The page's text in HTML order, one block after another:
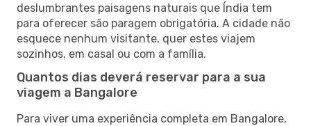
deslumbrantes paisagens naturais que Índia tem
para oferecer são paragem obrigatória. A cidade não
esquece nenhum visitante, quer estes viajem
sozinhos, em casal ou com a família.
Quantos dias deverá reservar para a sua
viagem a Bangalore
Para viver uma experiência completa em Bangalore,